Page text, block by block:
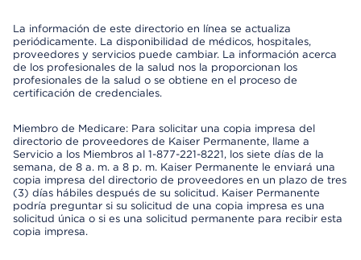
La información de este directorio en línea se actualiza
periódicamente. La disponibilidad de médicos, hospitales,
proveedores y servicios puede cambiar. La información acerca
de los profesionales de la salud nos la proporcionan los
profesionales de la salud o se obtiene en el proceso de
certificación de credenciales.
Miembro de Medicare: Para solicitar una copia impresa del
directorio de proveedores de Kaiser Permanente, llame a
Servicio a los Miembros al 1-877-221-8221, los siete días de la
semana, de 8 a. m. a 8 p. m. Kaiser Permanente le enviará una
copia impresa del directorio de proveedores en un plazo de tres
(3) días hábiles después de su solicitud. Kaiser Permanente
podría preguntar si su solicitud de una copia impresa es una
solicitud única o si es una solicitud permanente para recibir esta
copia impresa.